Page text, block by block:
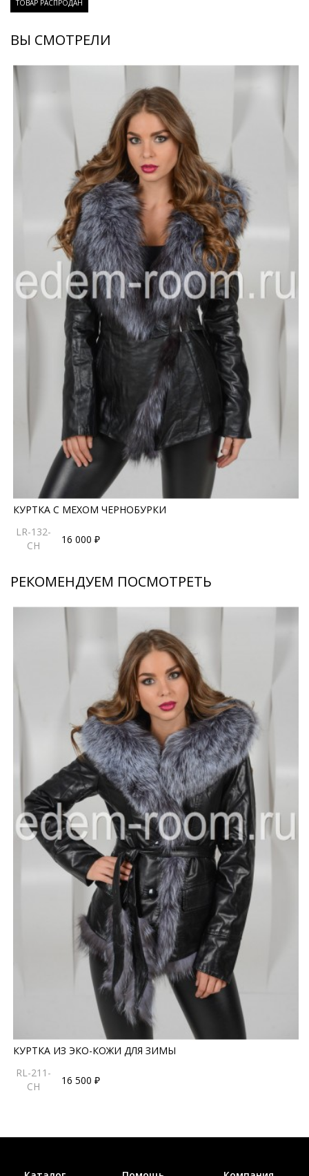
ТОВАР РАСПРОДАН
ВЫ СМОТРЕЛИ
КУРТКА С МЕХОМ ЧЕРНОБУРКИ
LR-132-
CH
16 000 ₽
РЕКОМЕНДУЕМ ПОСМОТРЕТЬ
КУРТКА ИЗ ЭКО-КОЖИ ДЛЯ ЗИМЫ
RL-211-
CH
16 500 ₽